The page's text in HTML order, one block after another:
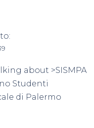
about >SISMPA
Studenti
di Palermo